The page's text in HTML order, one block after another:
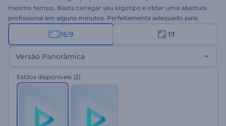
mesmo tempo. Basta carregar seu logotipo e obter uma abertura
profissional em alguns minutos. Perfeitamente adequado para
apresentações corporativas, introduções/encerramentos,
apresentações de empresas e muito mais. Teste este novo modelo
e capture as vibrações serenas. Experimente essa versão colorida
hoje!
16:9 1:1
Versão Panorâmica
Estilos disponíveis (2)